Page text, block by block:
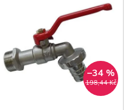
198,44 Kč
–34 %